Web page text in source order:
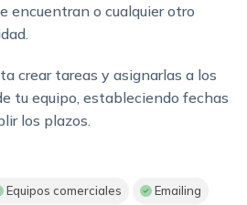
encuentran o cualquier otro
crear tareas y asignarlas a los
tu equipo, estableciendo fechas
los plazos.
Equipos comerciales Emailing